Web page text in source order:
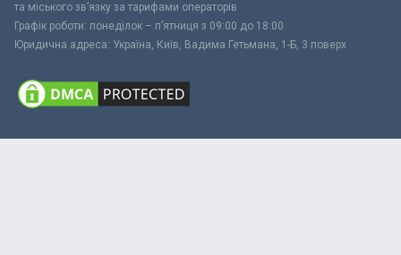
та міського зв’язку за тарифами операторів
Графік роботи: понеділок – п’ятниця з 09:00 до 18:00
Юридична адреса: Україна, Київ, Вадима Гетьмана, 1-Б, 3 поверх